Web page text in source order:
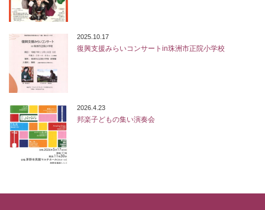
2025.10.17
復興支援みらいコンサートin珠洲市正院小学校
2026.4.23
邦楽子どもの集い演奏会